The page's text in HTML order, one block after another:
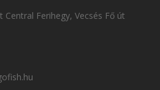
Central Ferihegy, Vecsés Fő út